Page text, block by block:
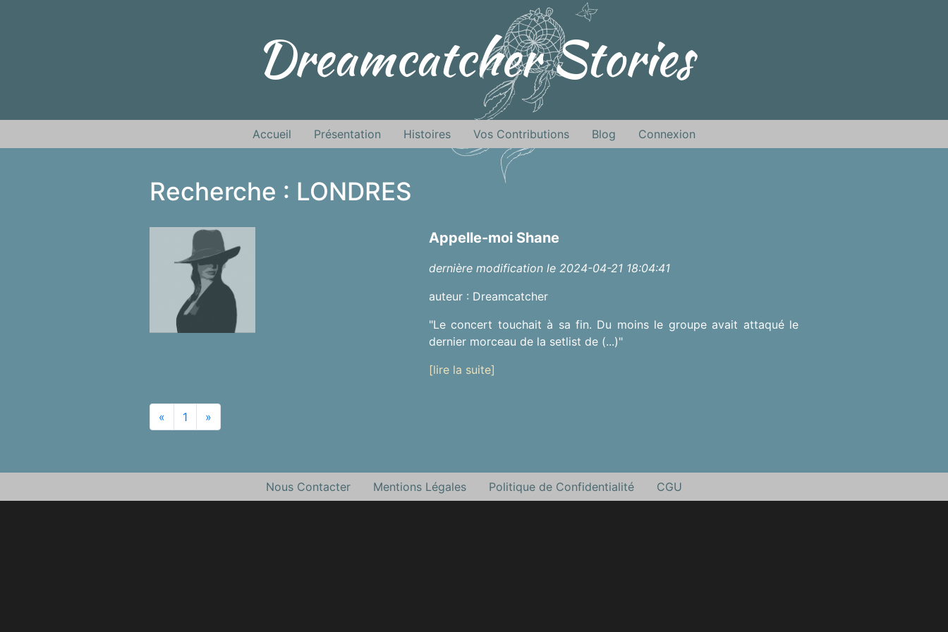
Dreamcatcher Stories
Accueil Présentation Histoires Vos Contributions Blog Connexion
Recherche : LONDRES
Appelle-moi Shane
dernière modification le 2024-04-21 18:04:41
auteur : Dreamcatcher
"Le concert touchait à sa fin. Du moins le groupe avait attaqué le
dernier morceau de la setlist de (...)"
[lire la suite]
« 1 »
Nous Contacter Mentions Légales Politique de Confidentialité CGU